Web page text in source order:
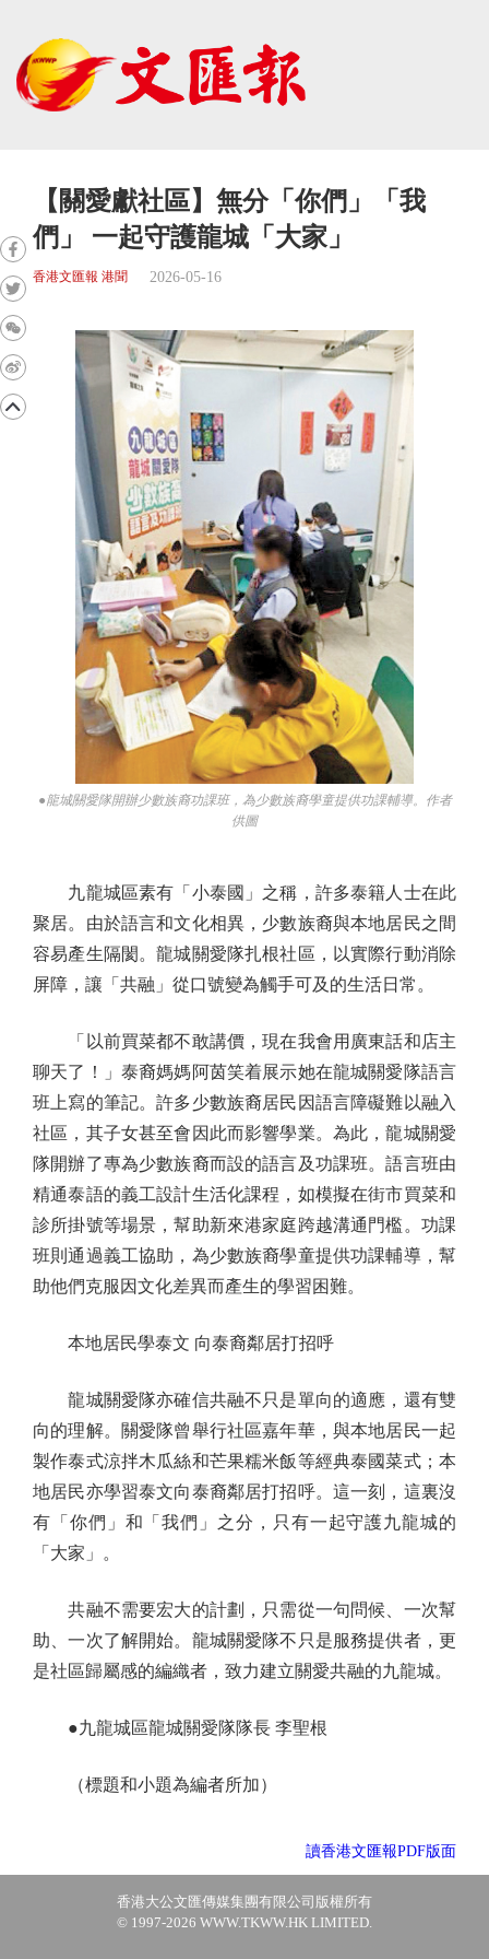
【關愛獻社區】無分「你們」「我
們」 一起守護龍城「大家」
香港文匯報 港聞 2026-05-16
●龍城關愛隊開辦少數族裔功課班，為少數族裔學童提供功課輔導。作者
供圖
九龍城區素有「小泰國」之稱，許多泰籍人士在此
聚居。由於語言和文化相異，少數族裔與本地居民之間
容易產生隔閡。龍城關愛隊扎根社區，以實際行動消除
屏障，讓「共融」從口號變為觸手可及的生活日常。
「以前買菜都不敢講價，現在我會用廣東話和店主
聊天了！」泰裔媽媽阿茵笑着展示她在龍城關愛隊語言
班上寫的筆記。許多少數族裔居民因語言障礙難以融入
社區，其子女甚至會因此而影響學業。為此，龍城關愛
隊開辦了專為少數族裔而設的語言及功課班。語言班由
精通泰語的義工設計生活化課程，如模擬在街市買菜和
診所掛號等場景，幫助新來港家庭跨越溝通門檻。功課
班則通過義工協助，為少數族裔學童提供功課輔導，幫
助他們克服因文化差異而產生的學習困難。
本地居民學泰文 向泰裔鄰居打招呼
龍城關愛隊亦確信共融不只是單向的適應，還有雙
向的理解。關愛隊曾舉行社區嘉年華，與本地居民一起
製作泰式涼拌木瓜絲和芒果糯米飯等經典泰國菜式；本
地居民亦學習泰文向泰裔鄰居打招呼。這一刻，這裏沒
有「你們」和「我們」之分，只有一起守護九龍城的
「大家」。
共融不需要宏大的計劃，只需從一句問候、一次幫
助、一次了解開始。龍城關愛隊不只是服務提供者，更
是社區歸屬感的編織者，致力建立關愛共融的九龍城。
●九龍城區龍城關愛隊隊長 李聖根
（標題和小題為編者所加）
讀香港文匯報PDF版面
香港大公文匯傳媒集團有限公司版權所有
© 1997-2026 WWW.TKWW.HK LIMITED.